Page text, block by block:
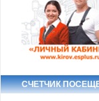
СЧЕТЧИК